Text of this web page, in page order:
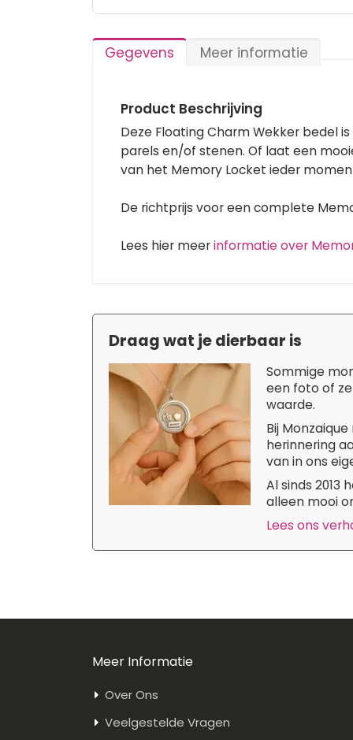
naar
het
afbeeldingen-
Gegevens
Product Beschrijving
Deze Floating Charm Wekker bedel
parels en/of stenen. Of laat een
van het Memory Locket ieder
De richtprijs voor een complete
Lees hier meerinformatie over
Meer informatie
Draag wat je dierbaar is
Sommige
een foto of
waarde.
Bij
herinnering
van in ons
Al sinds
alleen mooi
Lees ons
Meer Informatie
Over Ons
Veelgestelde Vragen